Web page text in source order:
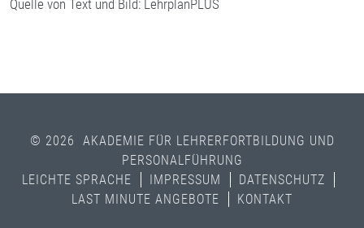
Quelle von Text und Bild: LehrplanPLUS
© 2026 AKADEMIE FÜR LEHRERFORTBILDUNG UND
PERSONALFÜHRUNG
LEICHTE SPRACHE
IMPRESSUM
DATENSCHUTZ
LAST MINUTE ANGEBOTE
KONTAKT